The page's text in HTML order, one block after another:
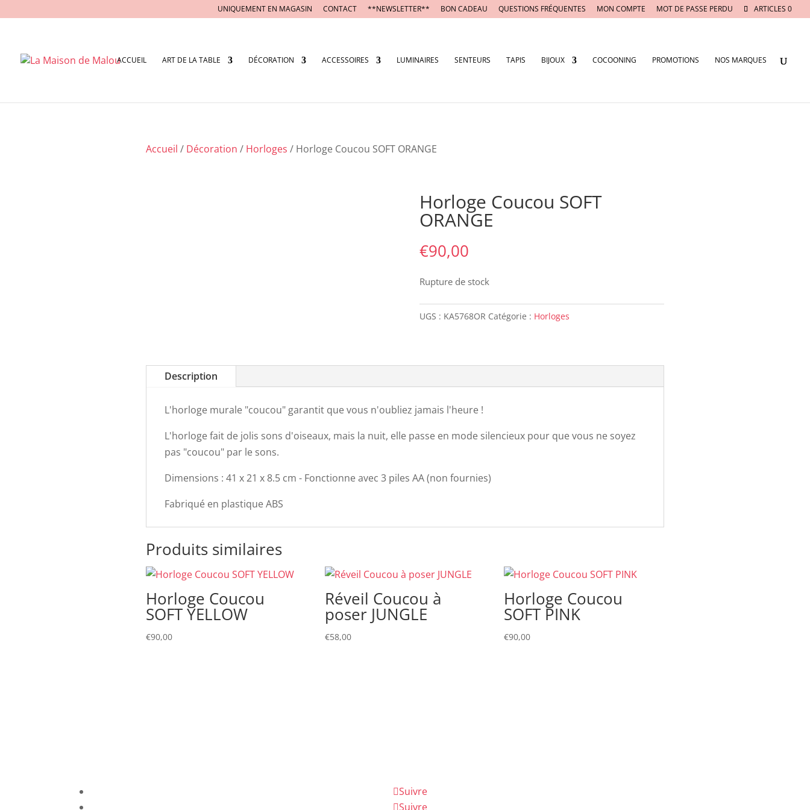
UNIQUEMENT EN MAGASIN CONTACT **NEWSLETTER** BON CADEAU QUESTIONS FRÉQUENTES MON COMPTE MOT DE PASSE PERDU ARTICLES 0
ACCUEIL ART DE LA TABLE DÉCORATION ACCESSOIRES LUMINAIRES SENTEURS TAPIS BIJOUX COCOONING PROMOTIONS NOS MARQUES
Accueil / Décoration / Horloges / Horloge Coucou SOFT ORANGE
Horloge Coucou SOFT
ORANGE
€90,00
Rupture de stock
UGS : KA5768OR Catégorie : Horloges
Description
L'horloge murale "coucou" garantit que vous n'oubliez jamais l'heure !
L'horloge fait de jolis sons d'oiseaux, mais la nuit, elle passe en mode silencieux pour que vous ne soyez
pas "coucou" par le sons.
Dimensions : 41 x 21 x 8.5 cm - Fonctionne avec 3 piles AA (non fournies)
Fabriqué en plastique ABS
Produits similaires
Horloge Coucou
SOFT YELLOW
€90,00
Réveil Coucou à
poser JUNGLE
€58,00
Horloge Coucou
SOFT PINK
€90,00
Suivre
Suivre